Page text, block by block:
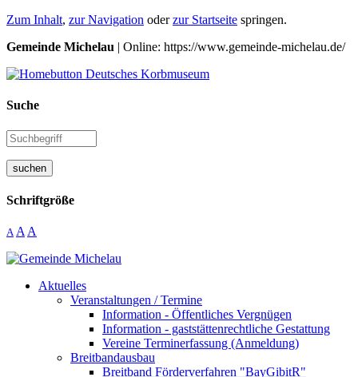
Zum Inhalt, zur Navigation oderzur Startseite springen.
Gemeinde Michelau | Online: https://www.gemeinde-michelau.de/
Suche
suchen
Schriftgröße
A A A
Aktuelles
Veranstaltungen / Termine
Information - Öffentliches Vergnügen
Information - gaststättenrechtliche Gestattung
Vereine Terminerfassung (Anmeldung)
Breitbandausbau
Breitband Förderverfahren "BayGibitR"